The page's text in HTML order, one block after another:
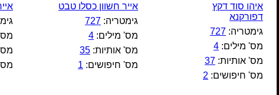
איהו סוד דקץ
דפורקנא
גימטריה: 727
מס' מילים: 4
מס' אותיות: 37
מס' חיפושים: 2
אייר חשוון כסלו טבט
גימטריה: 727
מס' מילים: 4
מס' אותיות: 35
מס' חיפושים: 1